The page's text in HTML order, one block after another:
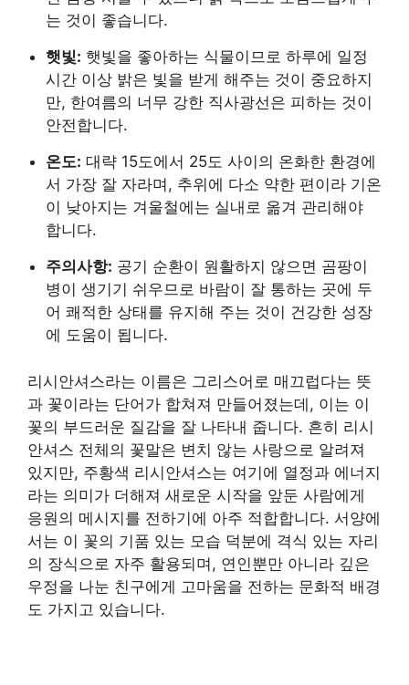
는 것이 좋습니다.
햇빛: 햇빛을 좋아하는 식물이므로 하루에 일정
시간 이상 밝은 빛을 받게 해주는 것이 중요하지
만, 한여름의 너무 강한 직사광선은 피하는 것이
안전합니다.
온도: 대략 15도에서 25도 사이의 온화한 환경에
서 가장 잘 자라며, 추위에 다소 약한 편이라 기온
이 낮아지는 겨울철에는 실내로 옮겨 관리해야
합니다.
주의사항: 공기 순환이 원활하지 않으면 곰팡이
병이 생기기 쉬우므로 바람이 잘 통하는 곳에 두
어 쾌적한 상태를 유지해 주는 것이 건강한 성장
에 도움이 됩니다.
리시안셔스라는 이름은 그리스어로 매끄럽다는 뜻
과 꽃이라는 단어가 합쳐져 만들어졌는데, 이는 이
꽃의 부드러운 질감을 잘 나타내 줍니다. 흔히 리시
안셔스 전체의 꽃말은 변치 않는 사랑으로 알려져
있지만, 주황색 리시안셔스는 여기에 열정과 에너지
라는 의미가 더해져 새로운 시작을 앞둔 사람에게
응원의 메시지를 전하기에 아주 적합합니다. 서양에
서는 이 꽃의 기품 있는 모습 덕분에 격식 있는 자리
의 장식으로 자주 활용되며, 연인뿐만 아니라 깊은
우정을 나눈 친구에게 고마움을 전하는 문화적 배경
도 가지고 있습니다.